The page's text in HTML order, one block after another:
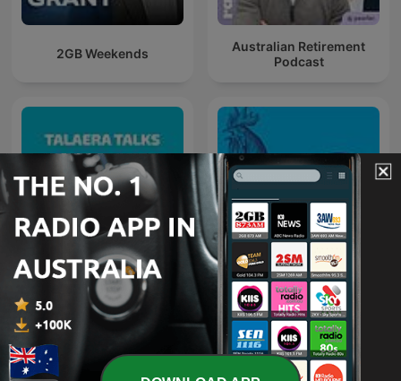
Que estás vivo.
Que estás en Meditacion Profunda.
Una, dos, tres respiraciones más…
Todo lo que eras, se reencuentra con lo que puedes ser.
Aquí termina el ruido.
Aquí comienza el eco verdadero.
Aquí comienza Meditacion Profunda.
2GB Weekends
Australian Retirement
Podcast
Talaera Talks - Business
English Communication
Chanticleer